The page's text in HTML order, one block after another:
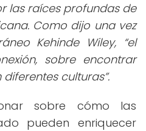
las raíces profundas de
Como dijo una vez
Kehinde Wiley,
el
sobre encontrar
culturas .
sobre cómo las
pueden enriquecer